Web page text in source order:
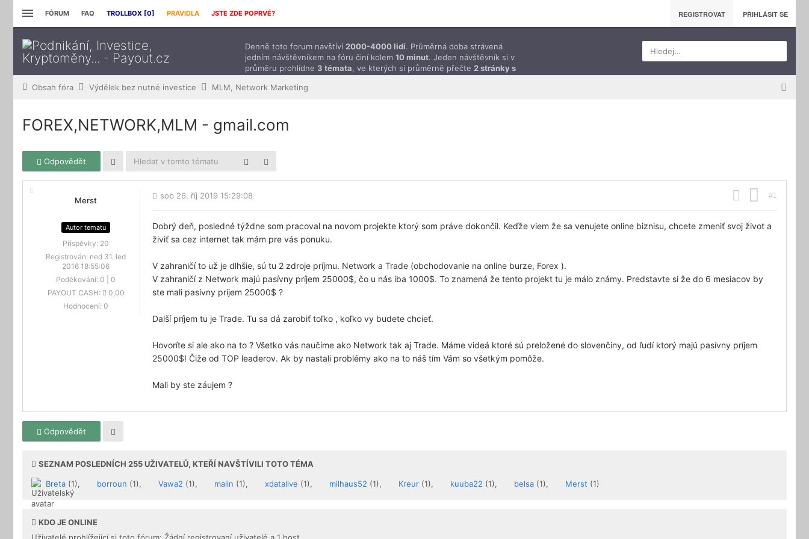
FÓRUM FAQ TROLLBOX [0] PRAVIDLA JSTE ZDE POPRVÉ? REGISTROVAT PŘIHLÁSIT SE
Denně toto forum navštíví 2000-4000 lidí. Průměrná doba strávená
jedním návštěvníkem na fóru činí kolem 10 minut. Jeden návštěvník si v
průměru prohlídne 3 témata , ve kterých si průměrně přečte 2 stránky s
Hledej…
Obsah fóra Výdělek bez nutné investice MLM, Network Marketing
FOREX,NETWORK,MLM - gmail.com
Odpovědět
Merst
Autor tematu
Příspěvky: 20
Registrován: ned 31. led
2016 18:55:06
Poděkování: 0
0
PAYOUT CASH:
0,00
Hodnocení: 0
#1
sob 26. říj 2019 15:29:08
Dobrý deň, posledné týždne som pracoval na novom projekte ktorý som práve dokončil. Keďže viem že sa venujete online biznisu, chcete zmeniť svoj život a
živiť sa cez internet tak mám pre vás ponuku.
V zahraničí to už je dlhšie, sú tu 2 zdroje príjmu. Network a Trade (obchodovanie na online burze, Forex ).
V zahraničí z Network majú pasívny príjem 25000$, čo u nás iba 1000$. To znamená že tento projekt tu je málo známy. Predstavte si že do 6 mesiacov by
ste mali pasívny príjem 25000$ ?
Další príjem tu je Trade. Tu sa dá zarobiť toľko , koľko vy budete chcieť.
Hovoríte si ale ako na to ? Všetko vás naučíme ako Network tak aj Trade. Máme videá ktoré sú preložené do slovenčiny, od ľudí ktorý majú pasívny príjem
25000$! Čiže od TOP leaderov. Ak by nastali problémy ako na to náš tím Vám so všetkým pomôže.
Mali by ste záujem ?
Odpovědět
SEZNAM POSLEDNÍCH 255UŽIVATELŮ, KTEŘÍ NAVŠTÍVILI TOTO TÉMA
Breta (1), borroun (1), Vawa2 (1), malin (1), xdatalive (1), milhaus52 (1), Kreur (1), kuuba22 (1), belsa (1), Merst (1)
KDO JE ONLINE